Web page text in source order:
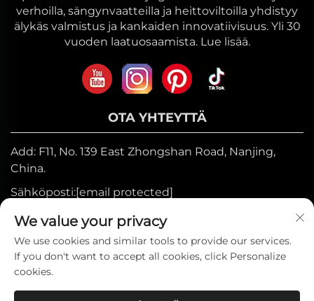
verhoilla, sängynvaatteilla ja heittoviltoilla yhdistyy
älykäs valmistus ja kankaiden innovatiivisuus. Yli 30
vuoden laatuosaamista. Lue lisää.
OTA YHTEYTTÄ
Add: F11, No. 139 East Zhongshan Road, Nanjing,
China.
Sähköposti:[email protected]
Mobiili:+86-17327710449
Puh:+86-025-84573776
Tekijänoikeus © 2025 Heniemo Home
We value your privacy
We use cookies and similar tools to provide our services.
If you don't want to accept all cookies, click Personalize
cookies.